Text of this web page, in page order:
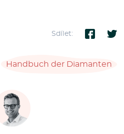
Sdílet:
Handbuch der Diamanten